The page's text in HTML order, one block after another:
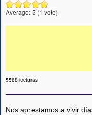
Average:5 (1 vote)
5568 lecturas
Nos aprestamos a vivir